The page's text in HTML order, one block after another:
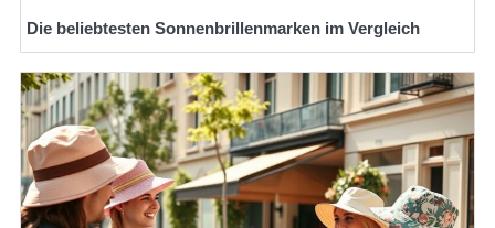
Die beliebtesten Sonnenbrillenmarken im Vergleich